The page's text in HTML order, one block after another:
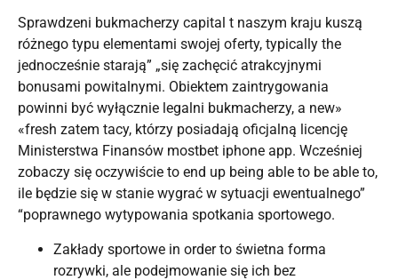
Sprawdzeni bukmacherzy capital t naszym kraju kuszą
różnego typu elementami swojej oferty, typically the
jednocześnie starają” „się zachęcić atrakcyjnymi
bonusami powitalnymi. Obiektem zaintrygowania
powinni być wyłącznie legalni bukmacherzy, a new»
«fresh zatem tacy, którzy posiadają oficjalną licencję
Ministerstwa Finansów mostbet iphone app. Wcześniej
zobaczy się oczywiście to end up being able to be able to,
ile będzie się w stanie wygrać w sytuacji ewentualnego”
“poprawnego wytypowania spotkania sportowego.
Zakłady sportowe in order to świetna forma
rozrywki, ale podejmowanie się ich bez